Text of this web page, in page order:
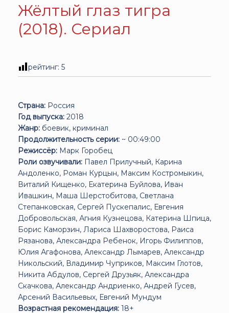
Жёлтый глаз тигра
(2018). Сериал
рейтинг: 5
Страна: Россия
Год выпуска: 2018
Жанр: боевик, криминал
Продолжительность серии: ~ 00:49:00
Режиссёр: Марк Горобец
Роли озвучивали: Павел Прилучный, Карина
Андоленко, Роман Курцын, Максим Костромыкин,
Виталий Кищенко, Екатерина Буйлова, Иван
Ивашкин, Маша Шерстобитова, Светлана
Степанковская, Сергей Пускепалис, Евгения
Добровольская, Агния Кузнецова, Катерина Шпица,
Борис Каморзин, Лариса Шахворостова, Раиса
Рязанова, Александра Ребенок, Игорь Филиппов,
Юлия Агафонова, Александр Лымарев, Александр
Никольский, Владимир Чуприков, Максим Глотов,
Никита Абдулов, Сергей Друзьяк, Александра
Скачкова, Александр Андриенко, Андрей Гусев,
Арсений Васильевых, Евгений Мундум
Возрастная рекомендация: 18+